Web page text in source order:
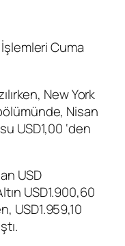
Cuma
New York
Nisan
USD1,00 ‘den
USD
USD1.900,60
USD1.959,10